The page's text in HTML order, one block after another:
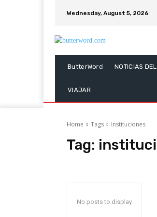
Wednesday, August 5, 2026
ButterWord NOTICIAS
VIAJAR
Home Tags Instituciones
Tag:
No posts to display